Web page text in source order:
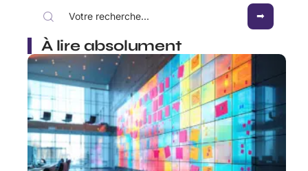
À lire absolument